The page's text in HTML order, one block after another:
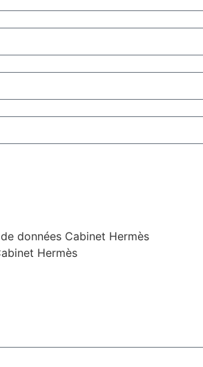
données Cabinet Hermès
Hermès